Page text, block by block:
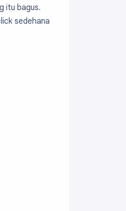
itu bagus.
sedehana